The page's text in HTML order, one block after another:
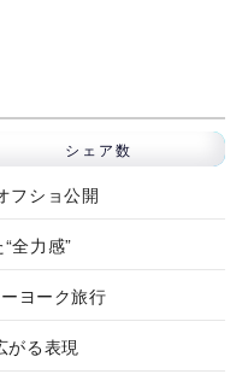
シェア数
フショ公開
全力感”
ヨーク旅行
がる表現